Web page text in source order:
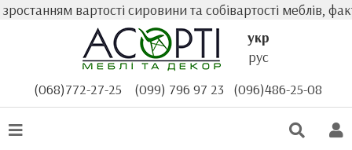
вартості сировини та собівартості меблів,
укр
рус
(068)772-27-25
(099) 796 97 23 (096)486-25-08